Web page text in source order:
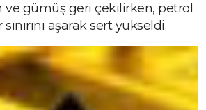
ve gümüş geri çekilirken, petrol
aşarak sert yükseldi.